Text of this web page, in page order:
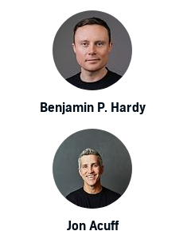
Benjamin P. Hardy
Jon Acuff